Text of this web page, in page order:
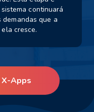
continuará
que a
cresce.
X-Apps